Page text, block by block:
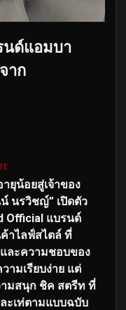
นด์แอมบา
าก
ยุน้อยสู่เจ้าของ
น์ นรวิชญ์” เปิดตัว
Official แบรนด์
าไลฟ์สไตล์ ที่
ละความชอบของ
ามเรียบง่าย แต่
ามสนุก ชิค สตรีท ที่
ะเท่ตามแบบฉบับ